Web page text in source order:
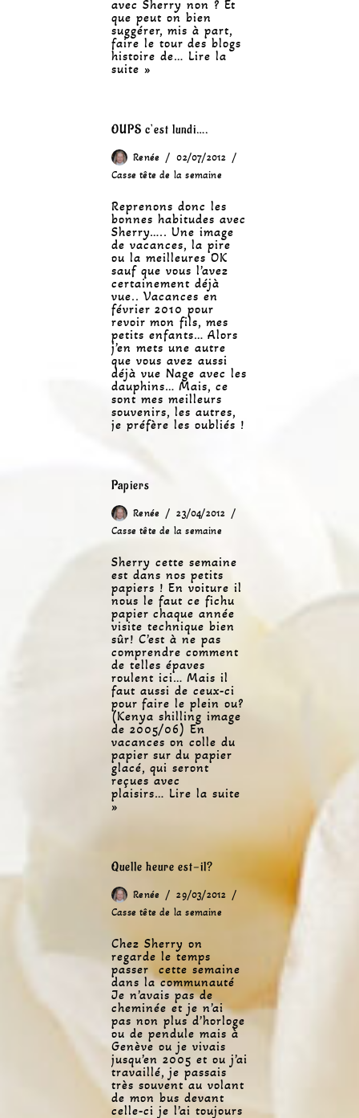
avec Sherry non ? Et
que peut on bien
suggérer, mis à part,
faire le tour des blogs
histoire de… Lire la
suite »
OUPS c’est lundi….
Renée
02/07/2012
Casse tête de la semaine
Reprenons donc les
bonnes habitudes avec
Sherry….. Une image
de vacances, la pire
ou la meilleures OK
sauf que vous l’avez
certainement déjà
vue.. Vacances en
février 2010 pour
revoir mon fils, mes
petits enfants… Alors
j’en mets une autre
que vous avez aussi
déjà vue Nage avec les
dauphins… Mais, ce
sont mes meilleurs
souvenirs, les autres,
je préfère les oubliés !
Papiers
Renée
23/04/2012
Casse tête de la semaine
Sherry cette semaine
est dans nos petits
papiers ! En voiture il
nous le faut ce fichu
papier chaque année
visite technique bien
sûr! C’est à ne pas
comprendre comment
de telles épaves
roulent ici… Mais il
faut aussi de ceux-ci
pour faire le plein ou?
(Kenya shilling image
de 2005/06) En
vacances on colle du
papier sur du papier
glacé, qui seront
reçues avec
plaisirs… Lire la suite
»
Quelle heure est-il?
Renée
29/03/2012
Casse tête de la semaine
Chez Sherry on
regarde le temps
passer cette semaine
dans la communauté
Je n’avais pas de
cheminée et je n’ai
pas non plus d’horloge
ou de pendule mais à
Genève ou je vivais
jusqu’en 2005 et ou j’ai
travaillé, je passais
très souvent au volant
de mon bus devant
celle-ci je l’ai toujours